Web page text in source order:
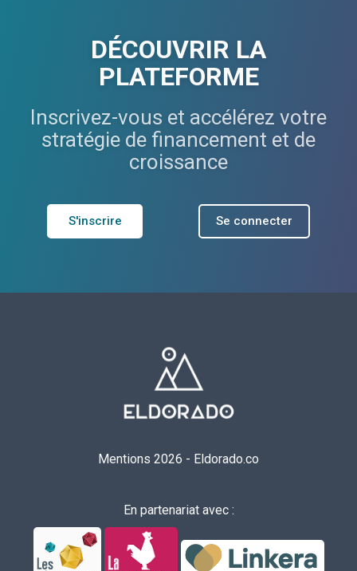
DÉCOUVRIR LA
PLATEFORME
Inscrivez-vous et accélérez votre
stratégie de financement et de
croissance
S'inscrire Se connecter
Mentions 2026 - Eldorado.co
En partenariat avec :